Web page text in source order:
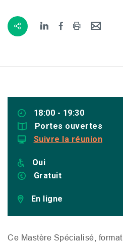
18:00 - 19:30
Portes ouvertes
Suivre la réunion
Oui
Gratuit
En ligne
Ce Mastère Spécialisé,